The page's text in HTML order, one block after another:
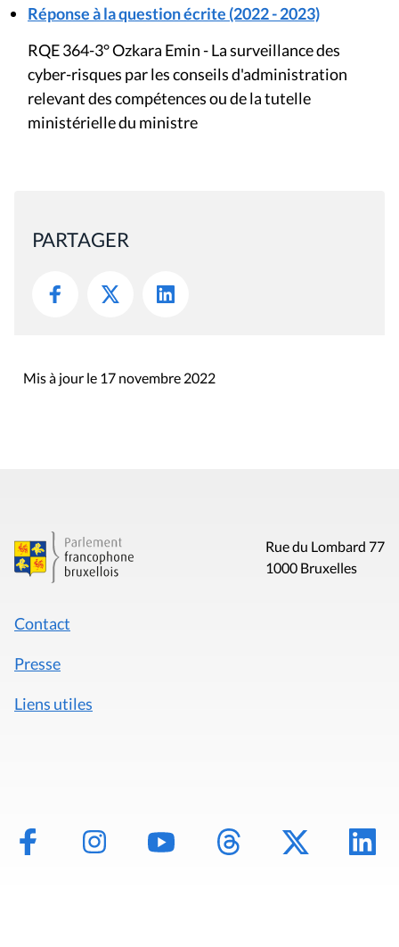
Réponse à la question écrite (2022 - 2023)
RQE 364-3° Ozkara Emin - La surveillance des
cyber-risques par les conseils d'administration
relevant des compétences ou de la tutelle
ministérielle du ministre
PARTAGER
Mis à jour le 17 novembre 2022
Rue du Lombard 77
1000 Bruxelles
Contact
Presse
Liens utiles